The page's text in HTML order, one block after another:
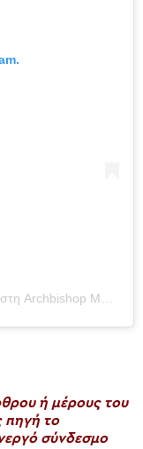
ή μέρους του
πηγή το
σύνδεσμο